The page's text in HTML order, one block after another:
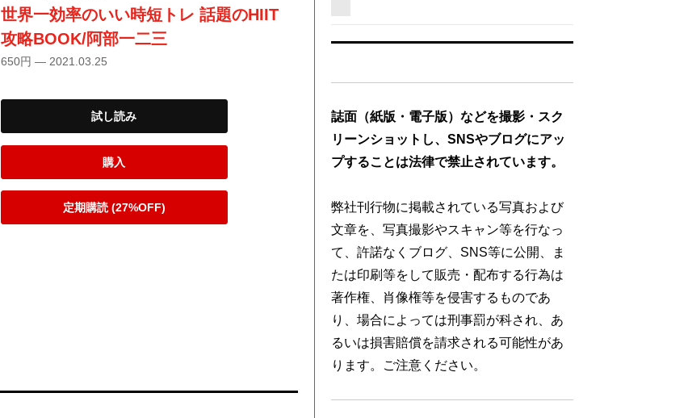
世界一効率のいい時短トレ 話題のHIIT
攻略BOOK/阿部一二三
650円 — 2021.03.25
試し読み
購入
定期購読 (27%OFF)
誌面（紙版・電子版）などを撮影・スク
リーンショットし、SNSやブログにアッ
プすることは法律で禁止されています。
弊社刊行物に掲載されている写真および
文章を、写真撮影やスキャン等を行なっ
て、許諾なくブログ、SNS等に公開、ま
たは印刷等をして販売・配布する行為は
著作権、肖像権等を侵害するものであ
り、場合によっては刑事罰が科され、あ
るいは損害賠償を請求される可能性があ
ります。ご注意ください。